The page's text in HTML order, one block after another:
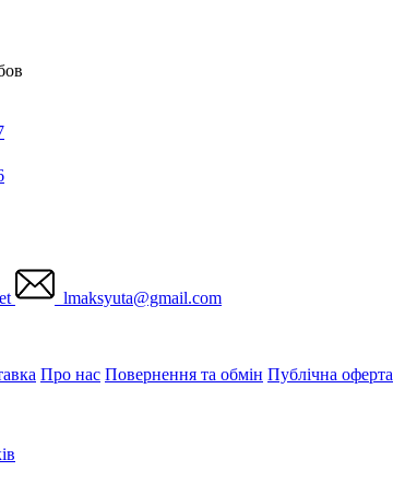
lmaksyuta@gmail.com
Про нас Повернення та обмін Публічна оферта